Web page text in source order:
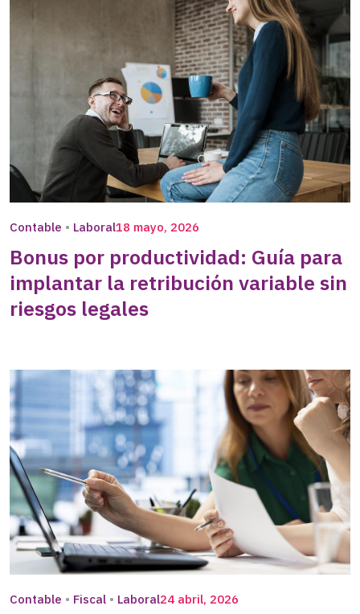
Contable Laboral18 mayo, 2026
Bonus por productividad: Guía para
implantar la retribución variable sin
riesgos legales
Contable Fiscal Laboral24 abril, 2026